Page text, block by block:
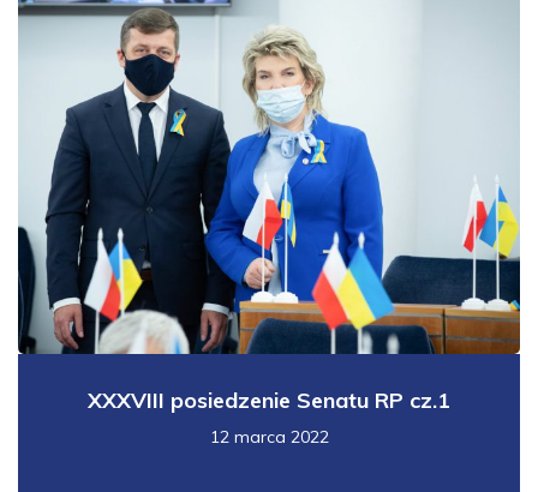
XXXVIII posiedzenie Senatu RP cz.1
12 marca 2022